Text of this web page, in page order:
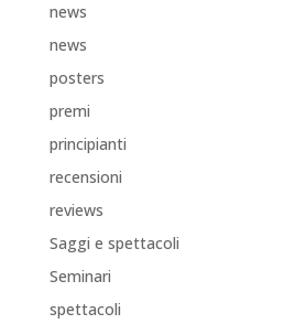
news
news
posters
premi
principianti
recensioni
reviews
Saggi e spettacoli
Seminari
spettacoli